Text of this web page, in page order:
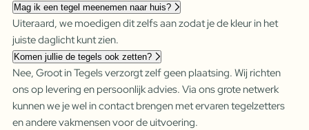
Mag ik een tegel meenemen naar huis?
Uiteraard, we moedigen dit zelfs aan zodat je de kleur in het
juiste daglicht kunt zien.
Komen jullie de tegels ook zetten?
Nee, Groot in Tegels verzorgt zelf geen plaatsing. Wij richten
ons op levering en persoonlijk advies. Via ons grote netwerk
kunnen we je wel in contact brengen met ervaren tegelzetters
en andere vakmensen voor de uitvoering.